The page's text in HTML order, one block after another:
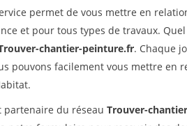
permet de vous mettre en
et pour tous types de travaux.
chantier-peinture.fr. Chaque
pouvons facilement vous mettre en
partenaire du réseau Trouver-